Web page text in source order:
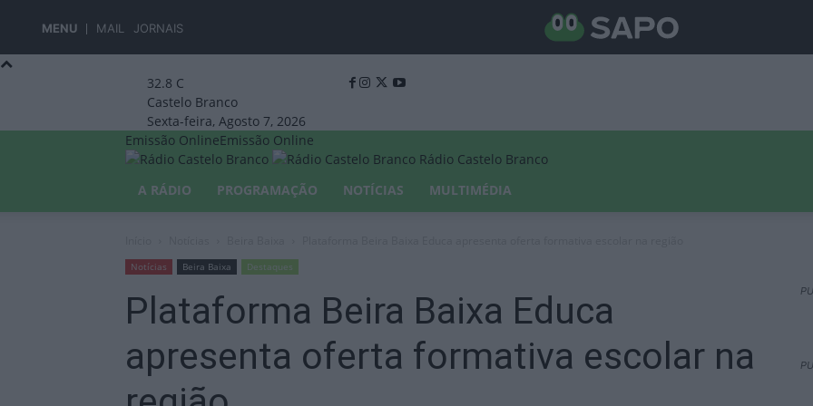
MENU MAIL JORNAIS
32.8 C
Castelo Branco
Sexta-feira, Agosto 7, 2026
Emissão OnlineEmissão Online
Rádio Castelo Branco
A RÁDIO
PROGRAMAÇÃO NOTÍCIAS MULTIMÉDIA
Notícias Beira Baixa Destaques
Plataforma Beira Baixa Educa
apresenta oferta formativa escolar na